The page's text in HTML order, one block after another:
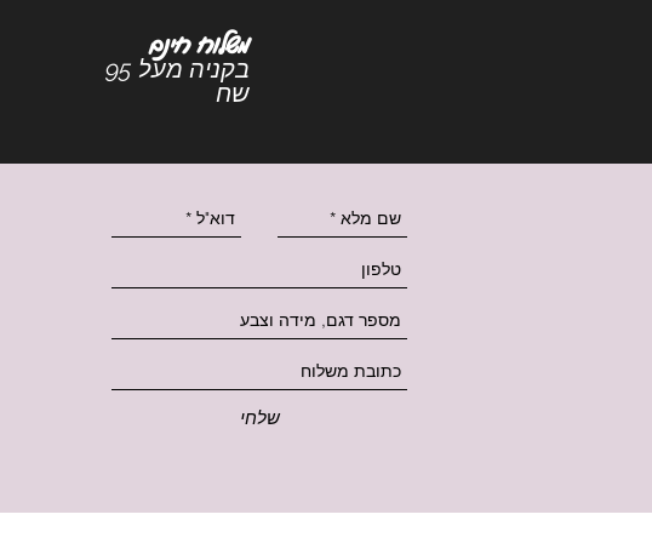
משלוח חינם
בקניה מעל 95
שח
שלחי